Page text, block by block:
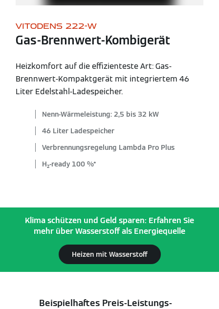
VITODENS 222-W
Gas-Brennwert-Kombigerät
Heizkomfort auf die effizienteste Art: Gas-
Brennwert-Kompaktgerät mit integriertem 46
Liter Edelstahl-Ladespeicher.
Nenn-Wärmeleistung: 2,5 bis 32 kW
46 Liter Ladespeicher
Verbrennungsregelung Lambda Pro Plus
H₂-ready 100 %*
Klima schützen und Geld sparen: Erfahren Sie
mehr über Wasserstoff als Energiequelle
Heizen mit Wasserstoff
Beispielhaftes Preis-Leistungs-